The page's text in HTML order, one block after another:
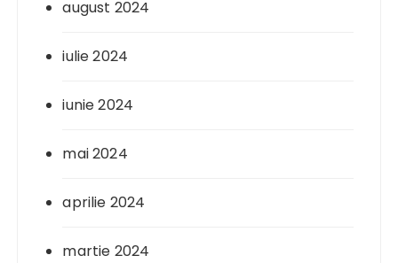
august 2024
iulie 2024
iunie 2024
mai 2024
aprilie 2024
martie 2024